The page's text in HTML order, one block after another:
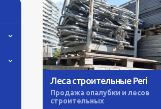
Леса строительные Peri
Продажа опалубки и лесов
строительных